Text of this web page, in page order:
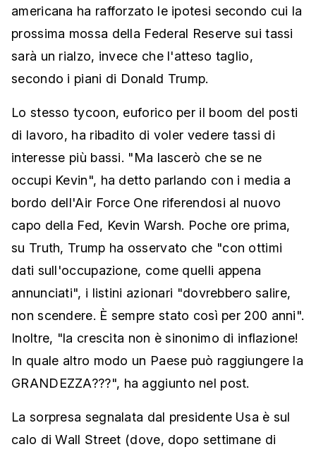
americana ha rafforzato le ipotesi secondo cui la
prossima mossa della Federal Reserve sui tassi
sarà un rialzo, invece che l'atteso taglio,
secondo i piani di Donald Trump.
Lo stesso tycoon, euforico per il boom del posti
di lavoro, ha ribadito di voler vedere tassi di
interesse più bassi. "Ma lascerò che se ne
occupi Kevin", ha detto parlando con i media a
bordo dell'Air Force One riferendosi al nuovo
capo della Fed, Kevin Warsh. Poche ore prima,
su Truth, Trump ha osservato che "con ottimi
dati sull'occupazione, come quelli appena
annunciati", i listini azionari "dovrebbero salire,
non scendere. È sempre stato così per 200 anni".
Inoltre, "la crescita non è sinonimo di inflazione!
In quale altro modo un Paese può raggiungere la
GRANDEZZA???", ha aggiunto nel post.
La sorpresa segnalata dal presidente Usa è sul
calo di Wall Street (dove, dopo settimane di